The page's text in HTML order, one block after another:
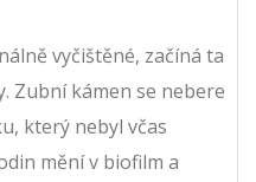
vyčištěné, začíná ta
Zubní kámen se nebere
který nebyl včas
mění v biofilm a